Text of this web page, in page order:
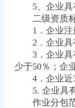
5、企业具
二级资质
1．企业注
2．企业具
3．企业具有
少于50％；企
4．企业近3
5. 企业具有
作业分包